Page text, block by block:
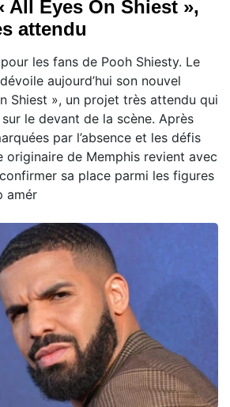
All Eyes On Shiest »,
attendu
les fans de Pooh Shiesty. Le
aujourd’hui son nouvel
Shiest », un projet très attendu qui
le devant de la scène. Après
par l’absence et les défis
originaire de Memphis revient avec
sa place parmi les figures
amér